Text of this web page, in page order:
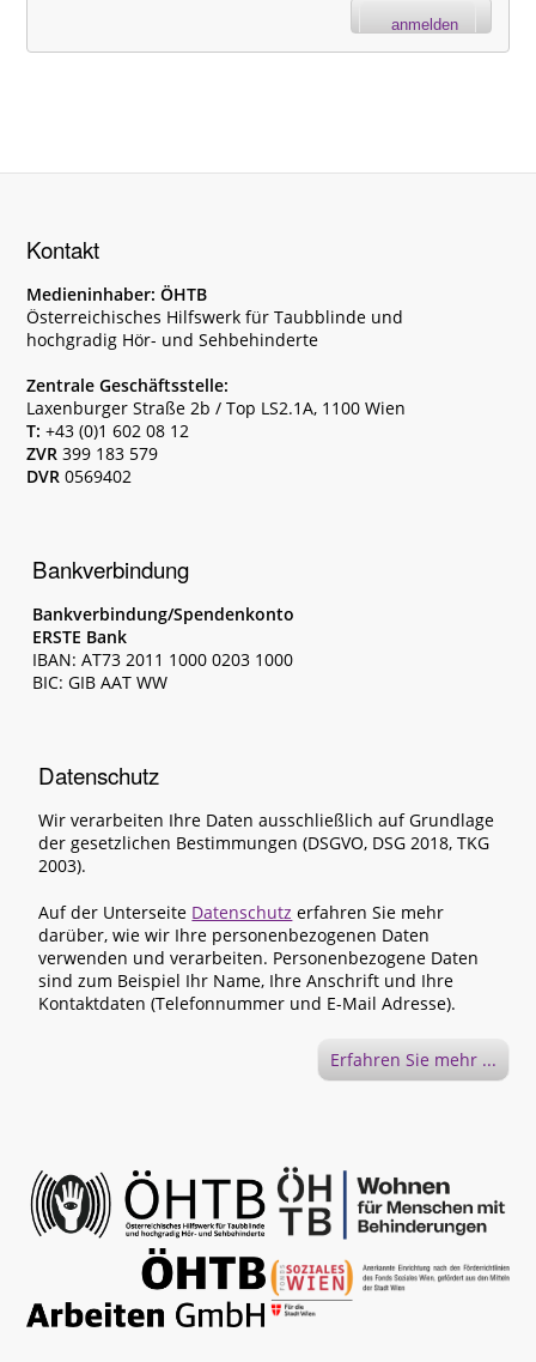
Kontakt
Medieninhaber: ÖHTB
Österreichisches Hilfswerk für Taubblinde und
hochgradig Hör- und Sehbehinderte
Zentrale Geschäftsstelle:
Laxenburger Straße 2b / Top LS2.1A, 1100 Wien
T: +43 (0)1 602 08 12
ZVR 399 183 579
DVR 0569402
Bankverbindung
Bankverbindung/Spendenkonto
ERSTE Bank
IBAN: AT73 2011 1000 0203 1000
BIC: GIB AAT WW
Datenschutz
Wir verarbeiten Ihre Daten ausschließlich auf Grundlage
der gesetzlichen Bestimmungen (DSGVO, DSG 2018, TKG
2003).
Auf der Unterseite Datenschutz erfahren Sie mehr
darüber, wie wir Ihre personenbezogenen Daten
verwenden und verarbeiten. Personenbezogene Daten
sind zum Beispiel Ihr Name, Ihre Anschrift und Ihre
Kontaktdaten (Telefonnummer und E-Mail Adresse).
Erfahren Sie mehr ...